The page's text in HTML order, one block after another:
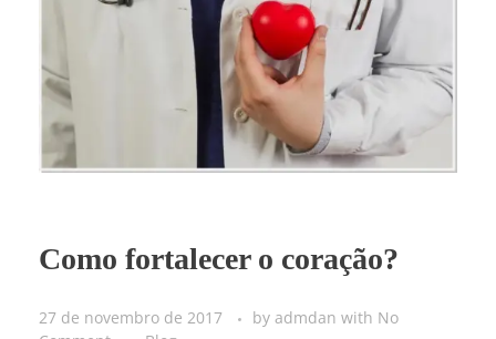
Como fortalecer o coração?
27 de novembro de 2017 by admdan with No